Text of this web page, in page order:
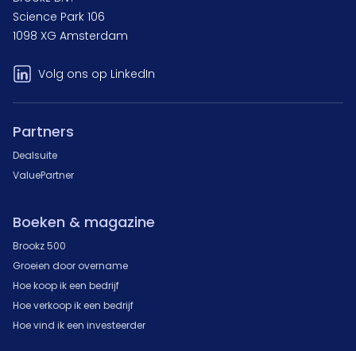
Science Park 106
1098 XG Amsterdam
Volg ons op LinkedIn
Partners
Dealsuite
ValuePartner
Boeken & magazine
Brookz 500
Groeien door overname
Hoe koop ik een bedrijf
Hoe verkoop ik een bedrijf
Hoe vind ik een investeerder